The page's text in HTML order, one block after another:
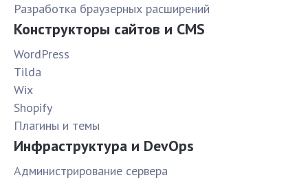
Разработка браузерных расширений
Конструкторы сайтов и CMS
WordPress
Tilda
Wix
Shopify
Плагины и темы
Инфраструктура и DevOps
Администрирование сервера